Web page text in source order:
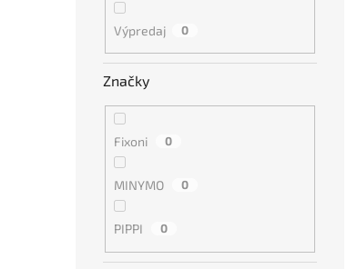
Výpredaj 0
Značky
Fixoni 0
MINYMO 0
PIPPI 0